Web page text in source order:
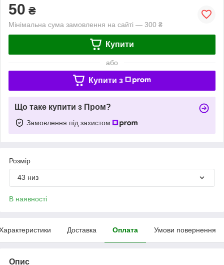
50 ₴
Мінімальна сума замовлення на сайті — 300 ₴
Купити
або
Купити з
Що таке купити з Пром?
Замовлення під захистом
Розмір
43 низ
В наявності
Доставка Оплата Умови повернення
Опис